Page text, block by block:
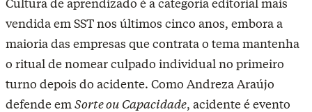
Cultura de aprendizado é a categoria editorial mais
vendida em SST nos últimos cinco anos, embora a
maioria das empresas que contrata o tema mantenha
o ritual de nomear culpado individual no primeiro
turno depois do acidente. Como Andreza Araújo
defende em Sorte ou Capacidade, acidente é evento